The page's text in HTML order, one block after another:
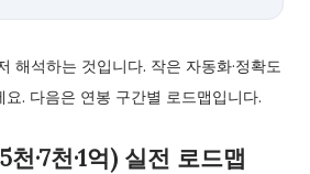
해석하는 것입니다. 작은 자동화·정확도
. 다음은 연봉 구간별 로드맵입니다.
·7천·1억) 실전 로드맵